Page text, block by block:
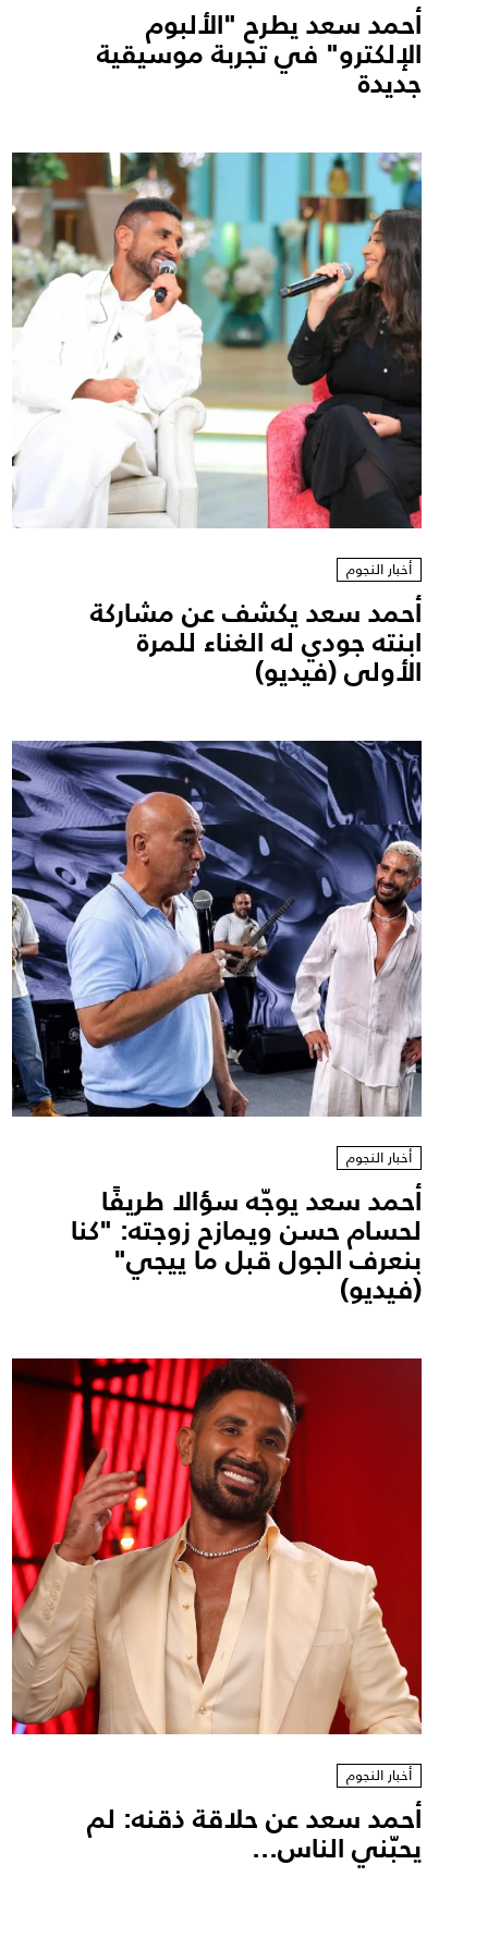
أحمد سعد يطرح "الألبوم
الإلكترو" في تجربة موسيقية
جديدة
أخبار النجوم
أحمد سعد يكشف عن مشاركة
ابنته جودي له الغناء للمرة
الأولى (فيديو)
أخبار النجوم
أحمد سعد يوجّه سؤالا طريفًا
لحسام حسن ويمازح زوجته: "كنا
بنعرف الجول قبل ما ييجي"
(فيديو)
أخبار النجوم
أحمد سعد عن حلاقة ذقنه: لم
يحبّني الناس...